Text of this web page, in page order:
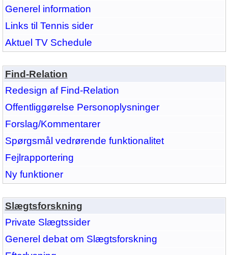
Generel information
Links til Tennis sider
Aktuel TV Schedule
Find-Relation
Redesign af Find-Relation
Offentliggørelse Personoplysninger
Forslag/Kommentarer
Spørgsmål vedrørende funktionalitet
Fejlrapportering
Ny funktioner
Slægtsforskning
Private Slægtssider
Generel debat om Slægtsforskning